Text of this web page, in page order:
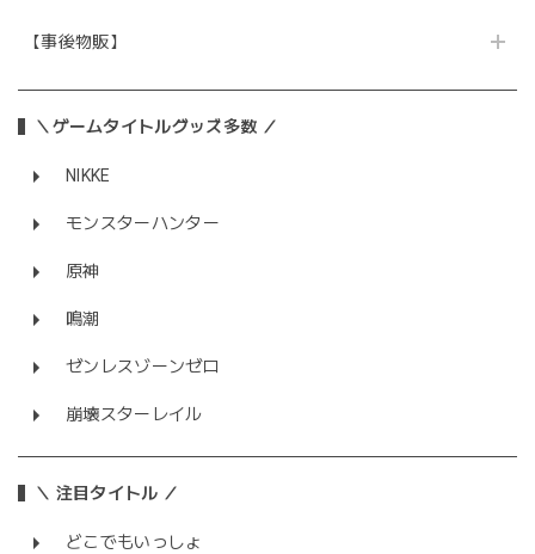
【事後物販】
＼ゲームタイトルグッズ多数 ／
NIKKE
モンスターハンター
原神
鳴潮
ゼンレスゾーンゼロ
崩壊スターレイル
＼ 注目タイトル ／
どこでもいっしょ